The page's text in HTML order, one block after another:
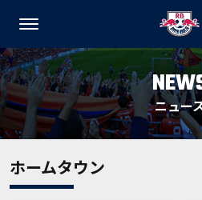
ニュー
ホームタウン